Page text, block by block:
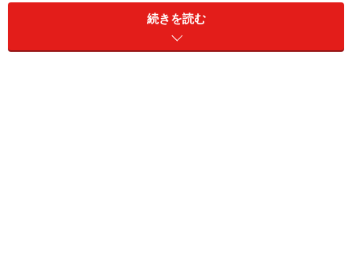
正に、ご指摘の通り、英語の発音は腹式呼吸から練習す
続きを読む